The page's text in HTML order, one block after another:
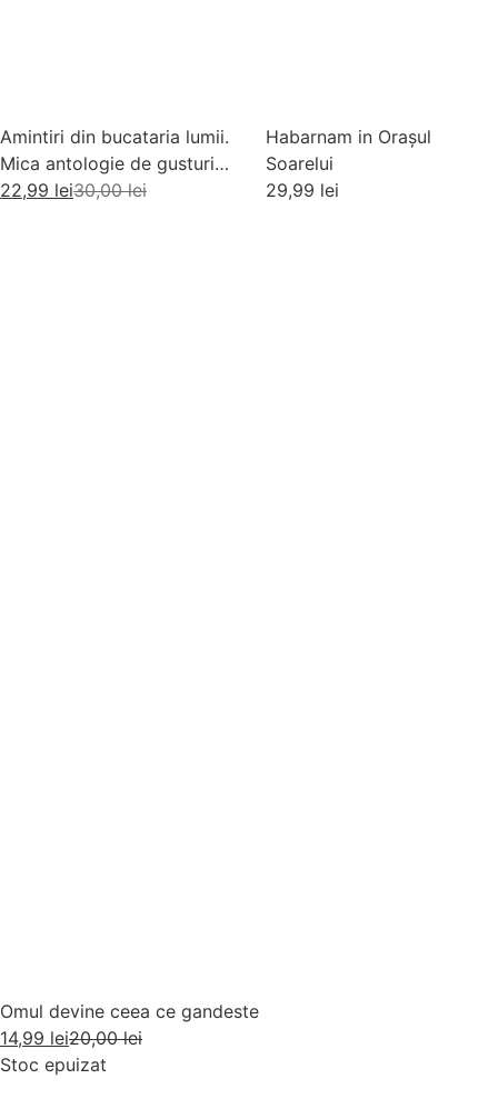
Amintiri din bucataria lumii.
Mica antologie de gusturi,
stari si gustari
30,00lei
22,99 lei
Habarnam in Orașul
Soarelui
29,99 lei
Omul devine ceea ce gandeste
20,00lei
14,99 lei
Stoc epuizat